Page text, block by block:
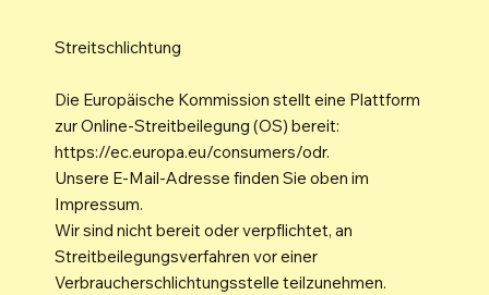
Streitschlichtung
Die Europäische Kommission stellt eine Plattform
zur Online-Streitbeilegung (OS) bereit:
https://ec.europa.eu/consumers/odr.
Unsere E-Mail-Adresse finden Sie oben im
Impressum.
Wir sind nicht bereit oder verpflichtet, an
Streitbeilegungsverfahren vor einer
Verbraucherschlichtungsstelle teilzunehmen.